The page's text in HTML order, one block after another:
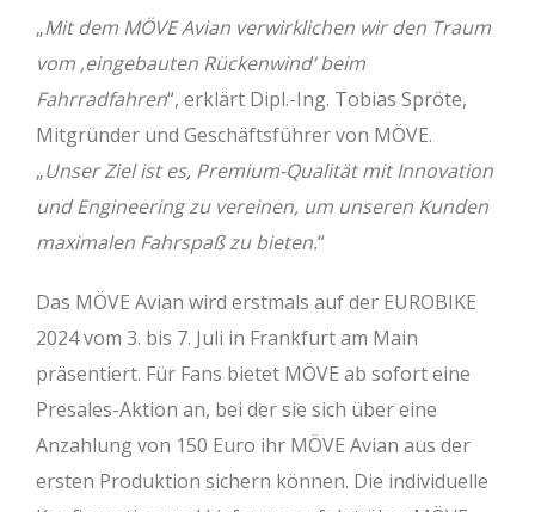
„Mit dem MÖVE Avian verwirklichen wir den Traum
vom ‚eingebauten Rückenwind‘ beim
Fahrradfahren“, erklärt Dipl.-Ing. Tobias Spröte,
Mitgründer und Geschäftsführer von MÖVE.
„Unser Ziel ist es, Premium-Qualität mit Innovation
und Engineering zu vereinen, um unseren Kunden
maximalen Fahrspaß zu bieten.“
Das MÖVE Avian wird erstmals auf der EUROBIKE
2024 vom 3. bis 7. Juli in Frankfurt am Main
präsentiert. Für Fans bietet MÖVE ab sofort eine
Presales-Aktion an, bei der sie sich über eine
Anzahlung von 150 Euro ihr MÖVE Avian aus der
ersten Produktion sichern können. Die individuelle